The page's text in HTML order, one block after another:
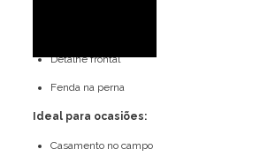
Detalhe frontal
Fenda na perna
Ideal para ocasiões:
Casamento no campo